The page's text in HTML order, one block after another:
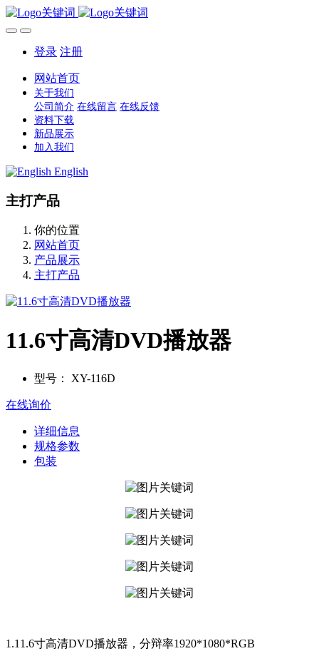
登录 注册
网站首页
关于我们
公司简介 在线留言 在线反馈
资料下载
新品展示
加入我们
English
主打产品
你的位置
网站首页
产品展示
主打产品
11.6寸高清DVD播放器
型号： XY-116D
在线询价
详细信息
规格参数
包装
1.11.6寸高清DVD播放器，分辩率1920*1080*RGB